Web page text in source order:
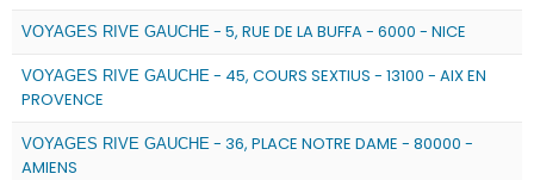
VOYAGES RIVE GAUCHE - 5, RUE DE LA BUFFA - 6000 - NICE
VOYAGES RIVE GAUCHE - 45, COURS SEXTIUS - 13100 - AIX EN
PROVENCE
VOYAGES RIVE GAUCHE - 36, PLACE NOTRE DAME - 80000 -
AMIENS